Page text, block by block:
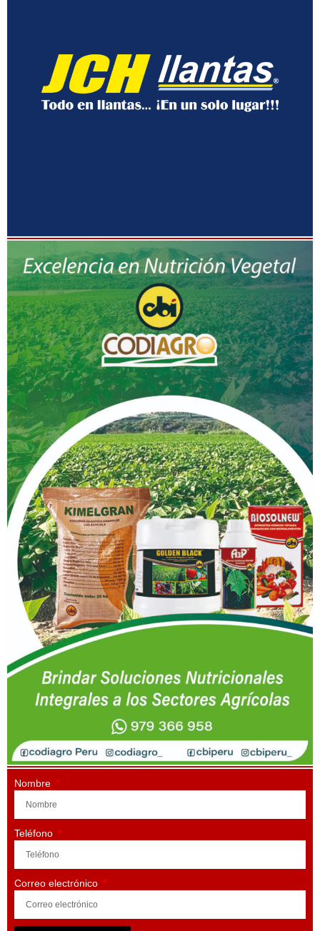
Nombre
Teléfono
Correo electrónico